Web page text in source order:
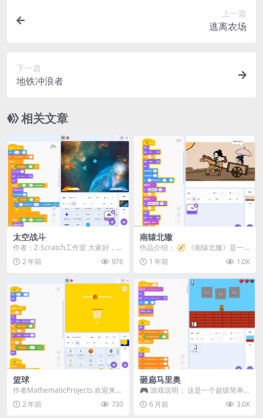
上一篇
逃离农场
下一篇
地铁冲浪者
相关文章
太空战斗
作者：Z-Scratch工作室 大家好，这
是一个双人玩的项目。项目内部包
含了使用...
2 年前 976
南辕北辙
作品介绍： 🧭 《南辕北辙》是一
款基于Scratch的动画教学作品，通
过生动的动...
1 年前 1.0K
篮球
作者MathematicProjects 欢迎来到
Ball Bounce，这是...
2 年前 730
砸扁马里奥
🎮 游戏说明： 这是一个超级简单
的小游戏： 👉 只需点击其中一个
铁锤来砸扁马里奥...
6 月前 3.0K